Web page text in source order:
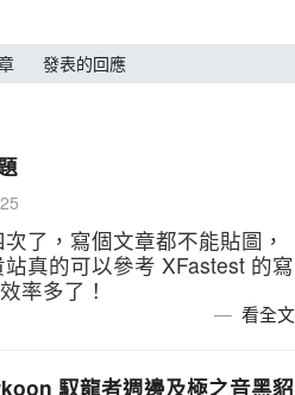
發表的回應
了，寫個文章都不能貼圖，
真的可以參考 XFastest 的寫
率多了！
看全文
馭龍者週邊及極之音黑貂